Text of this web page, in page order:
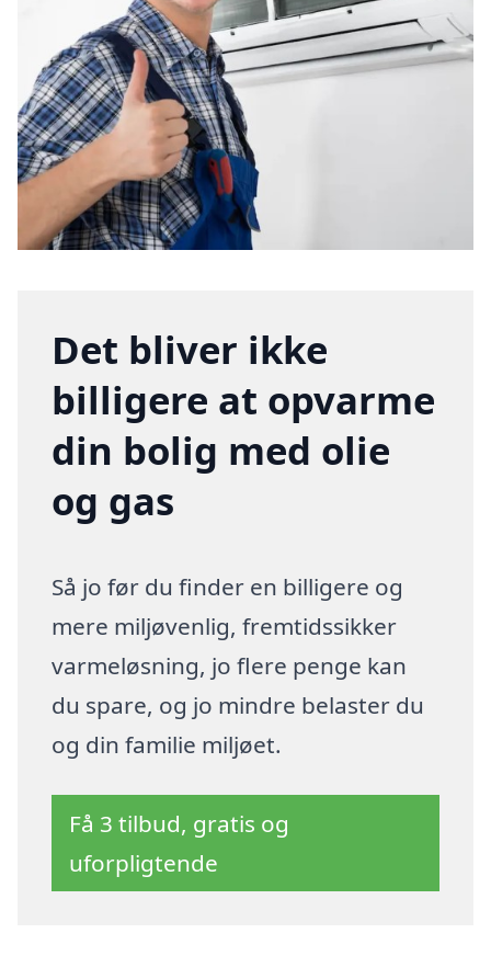
Det bliver ikke
billigere at opvarme
din bolig med olie
og gas
Så jo før du finder en billigere og
mere miljøvenlig, fremtidssikker
varmeløsning, jo flere penge kan
du spare, og jo mindre belaster du
og din familie miljøet.
Få 3 tilbud, gratis og
uforpligtende